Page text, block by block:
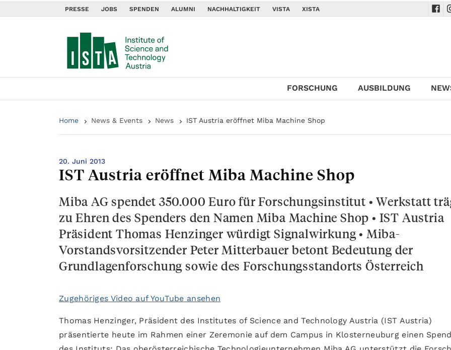
PRESSE JOBS SPENDEN ALUMNI NACHHALTIGKEIT VISTA XISTA
FORSCHUNG AUSBILDUNG
Home News & Events News IST Austria eröffnet Miba Machine Shop
20. Juni 2013
IST Austria eröffnet Miba Machine Shop
Miba AG spendet 350.000 Euro für Forschungsinstitut • Werkstatt
zu Ehren des Spenders den Namen Miba Machine Shop • IST Austria
Präsident Thomas Henzinger würdigt Signalwirkung • Miba-
Vorstandsvorsitzender Peter Mitterbauer betont Bedeutung der
Grundlagenforschung sowie des Forschungsstandorts Österreich
Zugehöriges Video auf YouTube ansehen
Thomas Henzinger, Präsident des Institutes of Science and Technology Austria (IST Austria)
präsentierte heute im Rahmen einer Zeremonie auf dem Campus in Klosterneuburg einen